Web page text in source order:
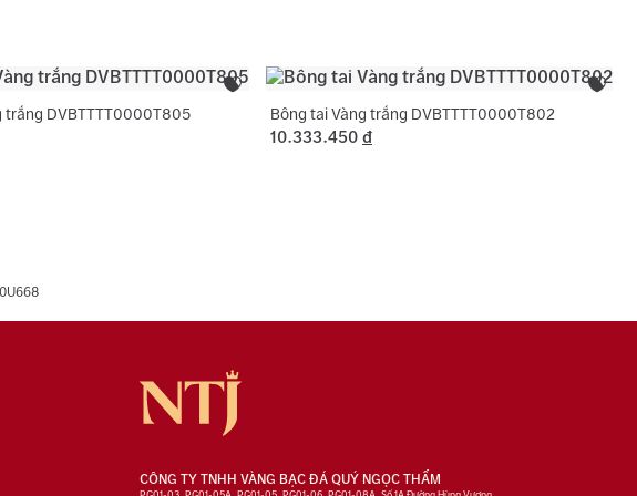
trắng DVBTTTT0000T805 Bông tai Vàng trắng DVBTTTT0000T802
10.333.450 đ
CÔNG TY TNHH VÀNG BẠC ĐÁ QUÝ NGỌC THẨM